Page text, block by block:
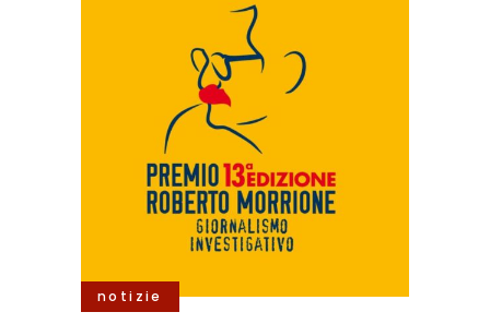
notizie